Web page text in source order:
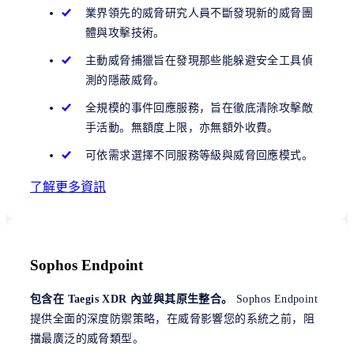
業界領先的威脅研究人員不斷發現新的威脅團
體與攻擊技術。
主動威脅捕獵旨在發現那些能躲避安全工具偵
測的隱蔽威脅。
全規模的事件回應服務，旨在徹底清除攻擊敵
手活動。無額度上限，亦無額外收費。
可依需求選擇不同服務等級與威脅回應模式。
了解更多資訊
Sophos Endpoint
包含在 Taegis XDR 內並與其原生整合。
Sophos Endpoint
提供全面的深度防禦策略，在威脅影響您的系統之前，阻
擋最廣泛的威脅類型。